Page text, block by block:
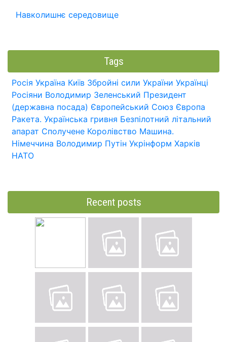
Навколишнє середовище
Tags
Росія Україна Київ Збройні сили України Українці
Росіяни Володимир Зеленський Президент
(державна посада) Європейський Союз Європа
Ракета. Українська гривня Безпілотний літальний
апарат Сполучене Королівство Машина.
Німеччина Володимир Путін Укрінформ Харків
НАТО
Recent posts